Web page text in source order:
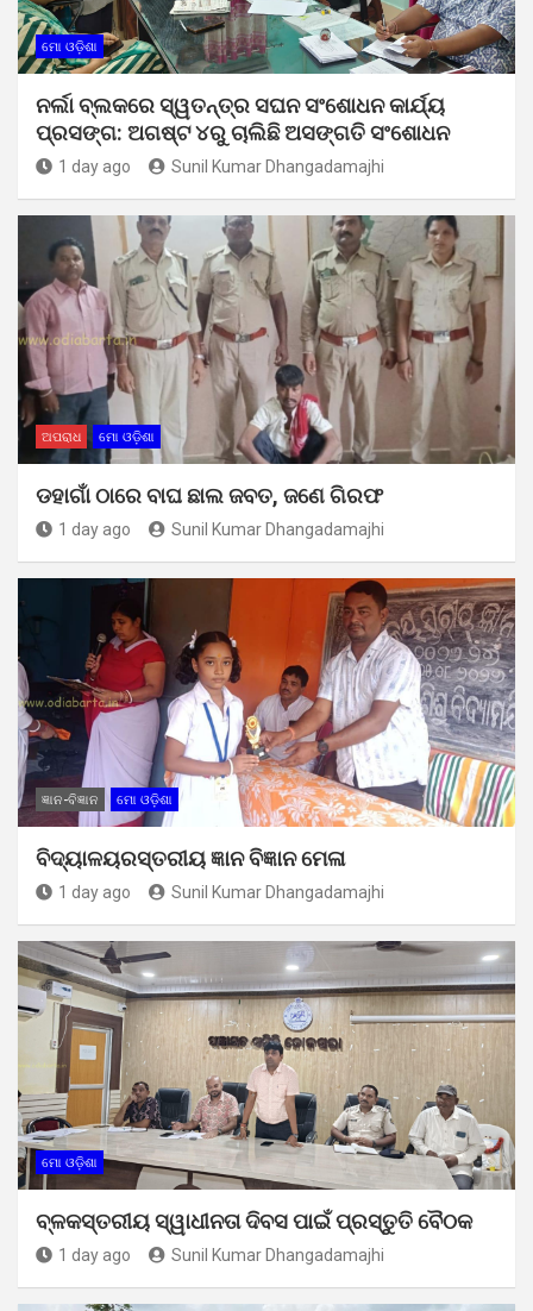
ମୋ ଓଡ଼ିଶା
ନର୍ଲା ବ୍ଲକରେ ସ୍ୱତନ୍ତ୍ର ସଘନ ସଂଶୋଧନ କାର୍ଯ୍ୟ
ପ୍ରସଙ୍ଗ: ଅଗଷ୍ଟ ୪ରୁ ଚାଲିଛି ଅସଙ୍ଗତି ସଂଶୋଧନ
1 day ago Sunil Kumar Dhangadamajhi
ଅପରାଧ ମୋ ଓଡ଼ିଶା
ଡହାଗାଁ ଠାରେ ବାଘ ଛାଲ ଜବତ, ଜଣେ ଗିରଫ
1 day ago Sunil Kumar Dhangadamajhi
ଜ୍ଞାନ-ବିଜ୍ଞାନ ମୋ ଓଡ଼ିଶା
ବିଦ୍ୟାଳୟରସ୍ତରୀୟ ଜ୍ଞାନ ବିଜ୍ଞାନ ମେଳା
1 day ago Sunil Kumar Dhangadamajhi
ମୋ ଓଡ଼ିଶା
ବ୍ଳକସ୍ତରୀୟ ସ୍ୱାଧୀନତା ଦିବସ ପାଇଁ ପ୍ରସ୍ତୁତି ବୈଠକ
1 day ago Sunil Kumar Dhangadamajhi